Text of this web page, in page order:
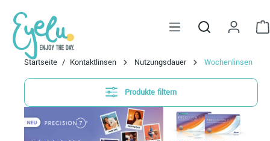
springen
Startseite Kontaktlinsen Nutzungsdauer Wochenlinsen
Produkte filtern